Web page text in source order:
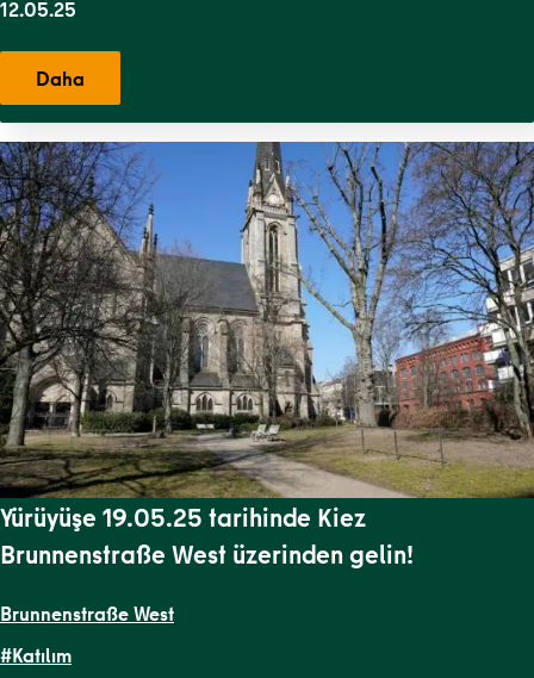
12.05.25
Daha
Yürüyüşe 19.05.25 tarihinde Kiez
Brunnenstraße West üzerinden gelin!
Brunnenstraße West
#Katılım